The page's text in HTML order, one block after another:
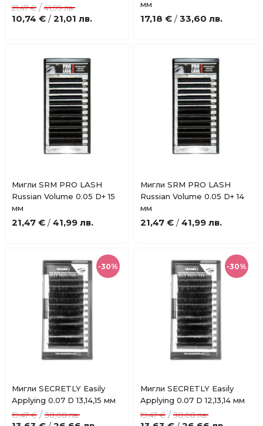
10,74 € / 21,01 лв.
21,47 € /41,99 лв.
мм
17,18 € / 33,60 лв.
Добави
в
Купи
Мигли SRM PRO LASH
Russian Volume 0.05 D+ 15
мм
21,47 € / 41,99 лв.
Добави
в
Купи
Мигли SRM PRO LASH
Russian Volume 0.05 D+ 14
мм
21,47 € / 41,99 лв.
-30%
Добави
в
Купи
Мигли SECRETLY Easily
Applying 0.07 D 13,14,15 мм
19,47 € /38,08 лв.
-30%
Добави
в
Купи
Мигли SECRETLY Easily
Applying 0.07 D 12,13,14 мм
19,47 € /38,08 лв.